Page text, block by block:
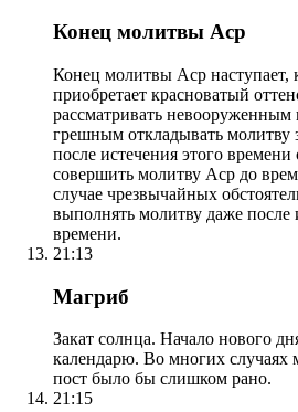
Конец молитвы Аср
Конец молитвы Аср наступает,
приобретает красноватый
рассматривать невооруженным
грешным откладывать молитву
после истечения этого времени
совершить молитву Аср до
случае чрезвычайных
выполнять молитву даже после
времени.
21:13
Магриб
Закат солнца. Начало нового
календарю. Во многих случаях
пост было бы слишком рано.
21:15